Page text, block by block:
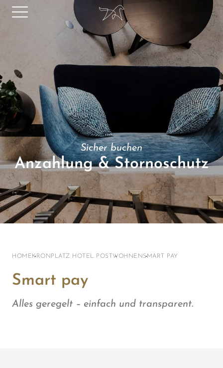
Sicher buchen
Anzahlung & Stornoschutz
HOME KRONPLATZ HOTEL POST WOHNEN SMART PAY
Smart pay
Alles geregelt – einfach und transparent.